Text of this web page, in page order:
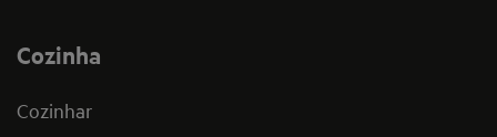
Cozinha
Cozinhar